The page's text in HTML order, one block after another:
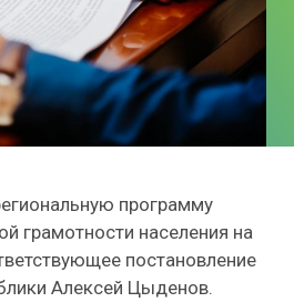
программу
грамотности населения на
постановление
Алексей Цыденов.